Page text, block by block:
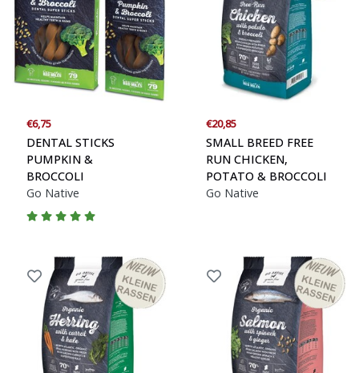
€6,75
DENTAL STICKS
PUMPKIN &
BROCCOLI
Go Native
€20,85
SMALL BREED FREE
RUN CHICKEN,
POTATO & BROCCOLI
Go Native